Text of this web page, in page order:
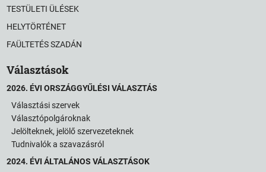
TESTÜLETI ÜLÉSEK
HELYTÖRTÉNET
FAÜLTETÉS SZADÁN
Választások
2026. ÉVI ORSZÁGGYŰLÉSI VÁLASZTÁS
Választási szervek
Választópolgároknak
Jelölteknek, jelölő szervezeteknek
Tudnivalók a szavazásról
2024. ÉVI ÁLTALÁNOS VÁLASZTÁSOK